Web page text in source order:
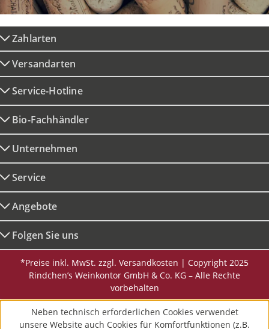
Zahlarten
Versandarten
Service-Hotline
Bio-Fachhändler
Unternehmen
Service
Angebote
Folgen Sie uns
*Preise inkl. MwSt. zzgl. Versandkosten | Copyright 2025
Rindchen’s Weinkontor GmbH & Co. KG – Alle Rechte
vorbehalten
Neben technisch erforderlichen Cookies verwendet
unsere Website auch Cookies für Komfortfunktionen (z.B.